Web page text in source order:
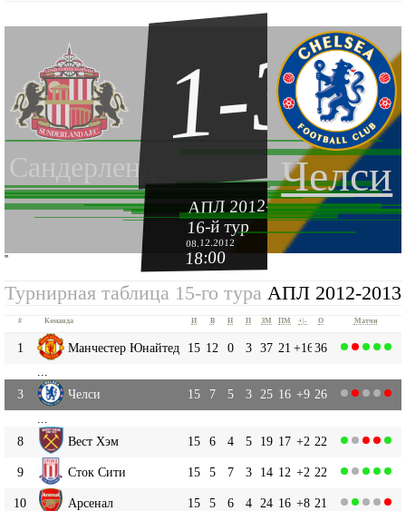
Сандерленд Челси
1-3
АПЛ 2012-2013
16-й тур
08.12.2012
18:00
''
Турнирная таблица 15-го тура АПЛ 2012-2013
# Команда И В Н П ЗМ ПМ +|- О Матчи
1 Манчестер Юнайтед 15 12 0 3 37 21 +1636
3
Челси 15 7 5 3 25 16 +9 26
8
Вест Хэм 15 6 4 5 19 17 +2 22
9 Сток Сити 15 5 7 3 14 12 +2 22
10 Арсенал 15 5 6 4 24 16 +8 21